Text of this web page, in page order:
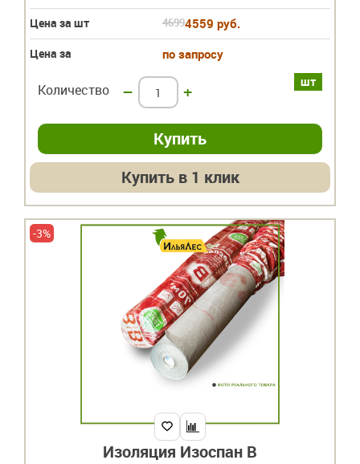
Цена за шт 46994559 руб.
Цена за по запросу
шт
Количество – +
Купить в 1 клик
-3%
Изоляция Изоспан В